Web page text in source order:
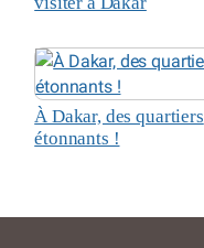
À Dakar, des quartiers
étonnants !